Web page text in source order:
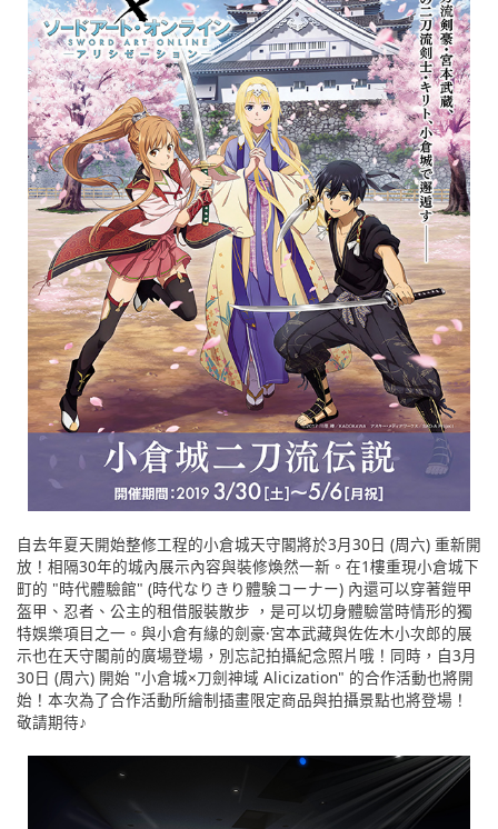
自去年夏天開始整修工程的小倉城天守閣將於3月30日 (周六) 重新開
放！相隔30年的城內展示內容與裝修煥然一新。在1樓重現小倉城下
町的 "時代體驗館" (時代なりきり體験コーナー) 內還可以穿著鎧甲
盔甲、忍者、公主的租借服裝散步 ，是可以切身體驗當時情形的獨
特娛樂項目之一。與小倉有緣的劍豪·宮本武藏與佐佐木小次郎的展
示也在天守閣前的廣場登場，別忘記拍攝紀念照片哦！同時，自3月
30日 (周六) 開始 "小倉城×刀劍神域 Alicization" 的合作活動也將開
始！本次為了合作活動所繪制插畫限定商品與拍攝景點也將登場！
敬請期待♪